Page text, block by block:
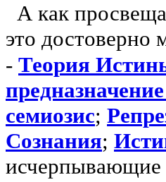
А как
это достоверно
- Теория
семиозис;
Сознания;
исчерпывающие